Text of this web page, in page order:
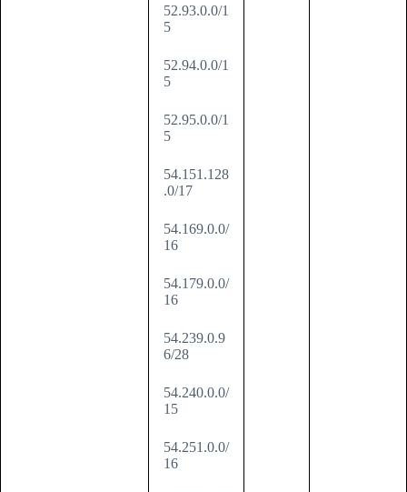
52.93.0.0/1
5
52.94.0.0/1
5
52.95.0.0/1
5
54.151.128
.0/17
54.169.0.0/
16
54.179.0.0/
16
54.239.0.9
6/28
54.240.0.0/
15
54.251.0.0/
16